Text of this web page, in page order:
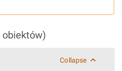
obiektów)
Collapse